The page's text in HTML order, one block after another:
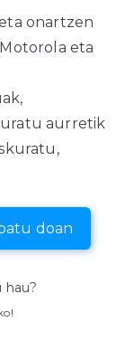
onartzen
eta
aurretik
doan
hau?